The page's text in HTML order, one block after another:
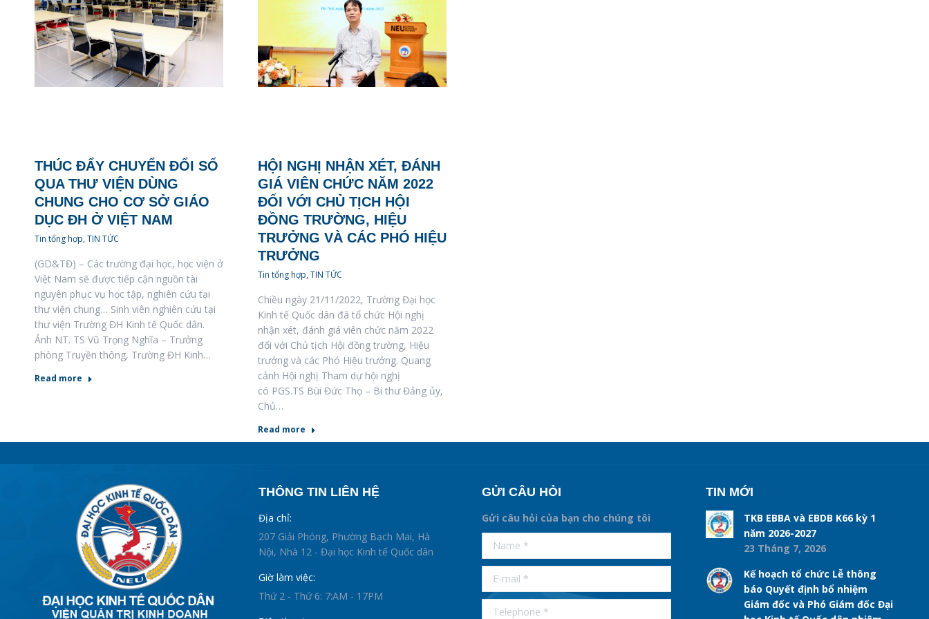
THÚC ĐẨY CHUYỂN ĐỔI SỐ
QUA THƯ VIỆN DÙNG
CHUNG CHO CƠ SỞ GIÁO
DỤC ĐH Ở VIỆT NAM
Tin tổng hợp,TIN TỨC
(GD&TĐ) – Các trường đại học, học viện ở
Việt Nam sẽ được tiếp cận nguồn tài
nguyên phục vụ học tập, nghiên cứu tại
thư viện chung… Sinh viên nghiên cứu tại
thư viện Trường ĐH Kinh tế Quốc dân.
Ảnh NT. TS Vũ Trọng Nghĩa – Trưởng
phòng Truyền thông, Trường ĐH Kinh…
Read more
HỘI NGHỊ NHẬN XÉT, ĐÁNH
GIÁ VIÊN CHỨC NĂM 2022
ĐỐI VỚI CHỦ TỊCH HỘI
ĐỒNG TRƯỜNG, HIỆU
TRƯỞNG VÀ CÁC PHÓ HIỆU
TRƯỞNG
Tin tổng hợp,TIN TỨC
Chiều ngày 21/11/2022, Trường Đại học
Kinh tế Quốc dân đã tổ chức Hội nghị
nhận xét, đánh giá viên chức năm 2022
đối với Chủ tịch Hội đồng trường, Hiệu
trưởng và các Phó Hiệu trưởng. Quang
cảnh Hội nghị Tham dự hội nghị
có PGS.TS Bùi Đức Thọ – Bí thư Đảng ủy,
Chủ…
Read more
THÔNG TIN LIÊN HỆ
Địa chỉ:
207 Giải Phóng, Phường Bạch Mai, Hà
Nội, Nhà 12 - Đại học Kinh tế Quốc dân
Giờ làm việc:
Thứ 2 - Thứ 6: 7:AM - 17PM
GỬI CÂU HỎI
Gửi câu hỏi của bạn cho chúng tôi
supertotobet
betist
Name *
E-mail *
Telephone *
TIN MỚI
TKB EBBA và EBDB K66 kỳ 1
năm 2026-2027
23 Tháng 7, 2026
Kế hoạch tổ chức Lễ thông
báo Quyết định bổ nhiệm
Giám đốc và Phó Giám đốc Đại